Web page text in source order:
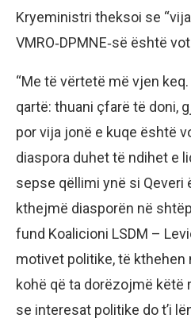
Kryeministri theksoi se “vija
VMRO‑DPMNE‑së është
“Me të vërtetë më vjen
qartë: thuani çfarë të doni,
por vija jonë e kuqe është
diaspora duhet të ndihet e
sepse qëllimi ynë si Qeveri
kthejmë diasporën në
fund Koalicioni LSDM –
motivet politike, të kthehen
kohë që ta dorëzojmë këtë
se interesat politike do t’i